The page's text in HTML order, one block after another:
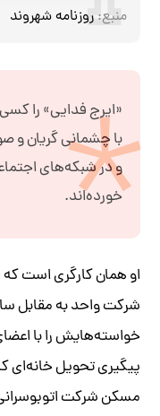
منبع: روزنامه شهروند
«ایرج فدایی» را
با چشمانی گریان و
و در شبکه‌های
خورده‌اند.
او همان کارگری است که
شرکت واحد به مقابل
خواسته‌هایش را با
مسکن شرکت